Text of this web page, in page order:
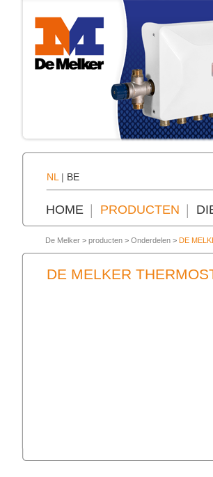
NL | BE
HOME PRODUCTEN
De Melker > producten > Onderdelen > DE
DE MELKER